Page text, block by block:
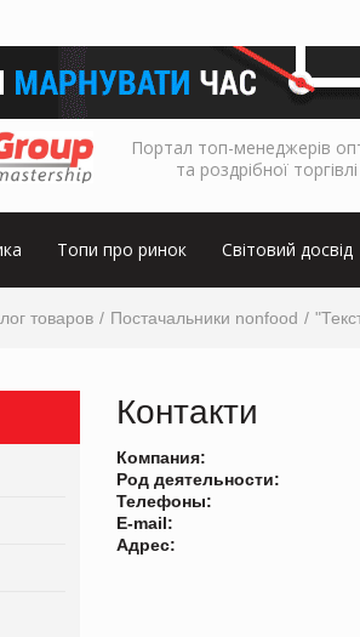
Портал топ-менеджерів
та роздрібної торгівлі
Топи про ринок Світовий досвід
товаров Постачальники nonfood
Контакти
Компания:
Род деятельности:
Телефоны:
E-mail:
Адрес: